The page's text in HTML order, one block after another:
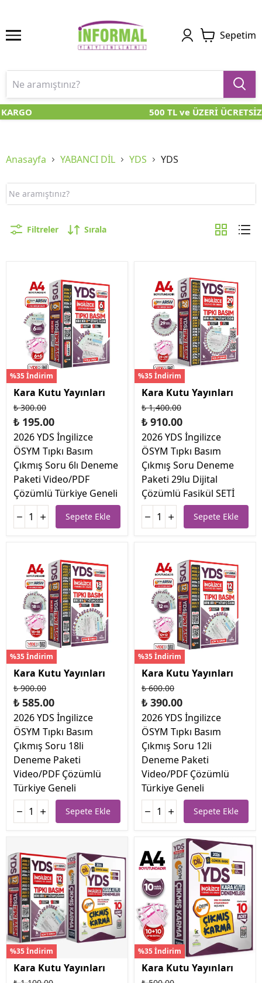
Sepetim
500 TL ve ÜZERİ ÜCRETSİZ
Anasayfa YABANCI DİL YDS YDS
Filtreler Sırala
%35 İndirim
Kara Kutu Yayınları
₺ 300.00
₺ 195.00
2026 YDS İngilizce
ÖSYM Tıpkı Basım
Çıkmış Soru 6lı Deneme
Paketi Video/PDF
Çözümlü Türkiye Geneli
Sepete Ekle
%35 İndirim
Kara Kutu Yayınları
₺ 1,400.00
₺ 910.00
2026 YDS İngilizce
ÖSYM Tıpkı Basım
Çıkmış Soru Deneme
Paketi 29lu Dijital
Çözümlü Fasikül SETİ
Sepete Ekle
%35 İndirim
Kara Kutu Yayınları
₺ 900.00
₺ 585.00
2026 YDS İngilizce
ÖSYM Tıpkı Basım
Çıkmış Soru 18li
Deneme Paketi
Video/PDF Çözümlü
Türkiye Geneli
Sepete Ekle
%35 İndirim
Kara Kutu Yayınları
₺ 600.00
₺ 390.00
2026 YDS İngilizce
ÖSYM Tıpkı Basım
Çıkmış Soru 12li
Deneme Paketi
Video/PDF Çözümlü
Türkiye Geneli
Sepete Ekle
%35 İndirim
Kara Kutu Yayınları
%35 İndirim
Kara Kutu Yayınları